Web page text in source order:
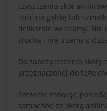
czyszczenia skór
ilość na gąbkę lub
delikatnie wcieramy. Nie
środka i nie trzemy z
Do zabezpieczenia
przeznaczonej do tego
Szczerze mówiąc,
samochód ze skórą